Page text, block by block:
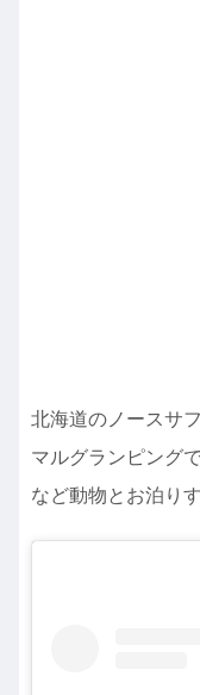
北海道のノースサ
マルグランピング
など動物とお泊り